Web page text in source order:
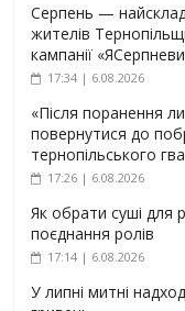
Серпень —
жителів
кампанії
17:34 | 6.08.2026
«Після поранення
повернутися до
тернопільського
17:26 | 6.08.2026
Як обрати суші для
поєднання ролів
17:14 | 6.08.2026
У липні митні